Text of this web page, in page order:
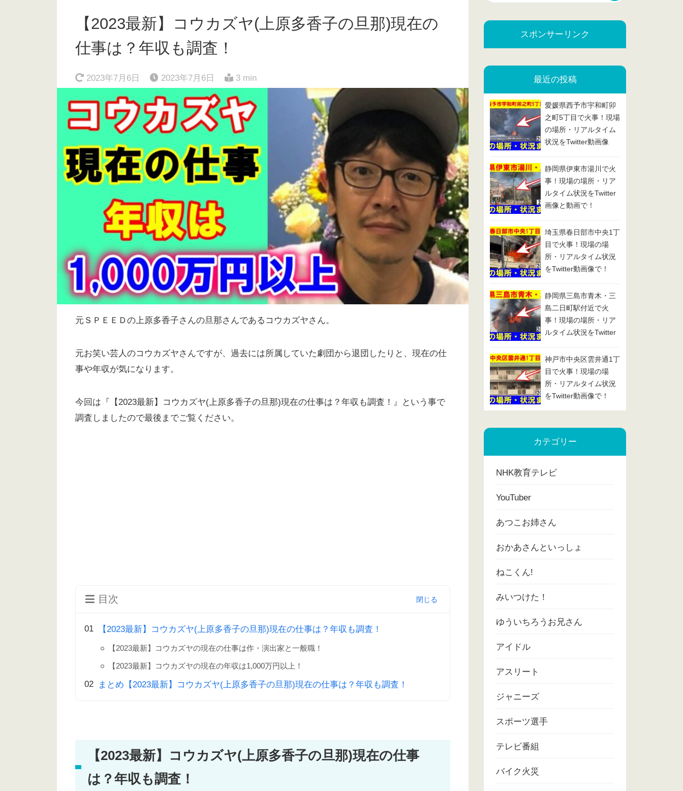
【2023最新】コウカズヤ(上原多香子の旦那)現在の
仕事は？年収も調査！
2023年7月6日 2023年7月6日 3 min
元ＳＰＥＥＤの上原多香子さんの旦那さんであるコウカズヤさん。
元お笑い芸人のコウカズヤさんですが、過去には所属していた劇団から退団したりと、現在の仕
事や年収が気になります。
今回は『【2023最新】コウカズヤ(上原多香子の旦那)現在の仕事は？年収も調査！』という事で
調査しましたので最後までご覧ください。
目次
【2023最新】コウカズヤ(上原多香子の旦那)現在の仕事は？年収も調査！
【2023最新】コウカズヤの現在の仕事は作・演出家と一般職！
【2023最新】コウカズヤの現在の年収は1,000万円以上！
まとめ【2023最新】コウカズヤ(上原多香子の旦那)現在の仕事は？年収も調査！
【2023最新】コウカズヤ(上原多香子の旦那)現在の仕事
は？年収も調査！
スポンサーリンク
最近の投稿
愛媛県西予市宇和町卯
之町5丁目で火事！現場
の場所・リアルタイム
状況をTwitter動画像
静岡県伊東市湯川で火
事！現場の場所・リア
ルタイム状況をTwitter
画像と動画で！
埼玉県春日部市中央1丁
目で火事！現場の場
所・リアルタイム状況
をTwitter動画像で！
静岡県三島市青木・三
島二日町駅付近で火
事！現場の場所・リア
ルタイム状況をTwitter
神戸市中央区雲井通1丁
目で火事！現場の場
所・リアルタイム状況
をTwitter動画像で！
カテゴリー
NHK教育テレビ
YouTuber
あつこお姉さん
おかあさんといっしょ
ねこくん!
みいつけた！
ゆういちろうお兄さん
アイドル
アスリート
ジャニーズ
スポーツ選手
テレビ番組
バイク火災